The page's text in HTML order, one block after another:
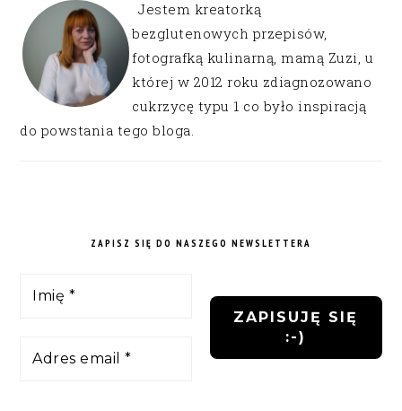
Jestem kreatorką
bezglutenowych przepisów,
fotografką kulinarną, mamą Zuzi, u
której w 2012 roku zdiagnozowano
cukrzycę typu 1 co było inspiracją
do powstania tego bloga.
ZAPISZ SIĘ DO NASZEGO NEWSLETTERA